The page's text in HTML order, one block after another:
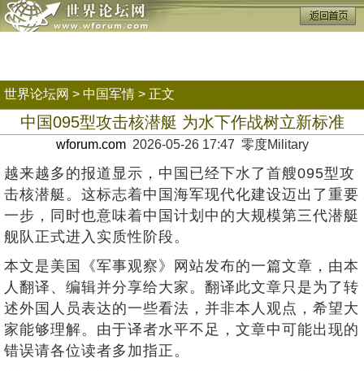
世界论坛网 > 中国军情 > 正文
中国095型攻击核潜艇 为水下作战树立新标准
wforum.com2026-05-26 17:47 零度Military
越来越多的报道显示，中国已经下水了首艘095型攻
击核潜艇。这标志着中国海军现代化建设迈出了重要
一步，同时也意味着中国计划中的大规模第三代潜艇
舰队正式进入实质性阶段。
本文是美国《军事观察》网站发布的一篇文章，由本
人翻译、编辑并分享给大家。翻译此文章只是为了转
述外国人员表达的一些看法，并非本人观点，希望大
家能够理解。由于译者水平不足，文章中可能出现的
错误请各位读者多加指正。